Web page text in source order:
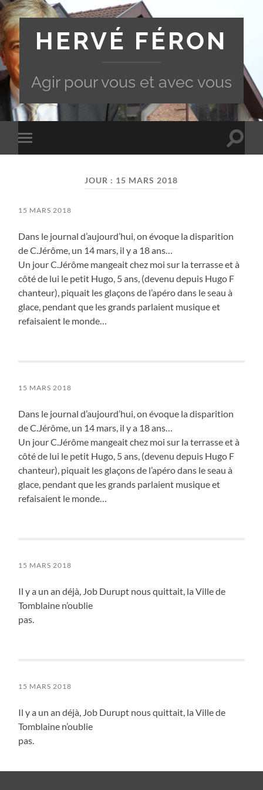
HERVÉ FÉRON
Agir pour vous et avec vous
Toggle
mobile
Toggle
JOUR : 15 MARS 2018
15 MARS 2018
Dans le journal d’aujourd’hui, on évoque la disparition
de C.Jérôme, un 14 mars, il y a 18 ans…
Un jour C.Jérôme mangeait chez moi sur la terrasse et à
côté de lui le petit Hugo, 5 ans, (devenu depuis Hugo F
chanteur), piquait les glaçons de l’apéro dans le seau à
glace, pendant que les grands parlaient musique et
refaisaient le monde…
15 MARS 2018
Dans le journal d’aujourd’hui, on évoque la disparition
de C.Jérôme, un 14 mars, il y a 18 ans…
Un jour C.Jérôme mangeait chez moi sur la terrasse et à
côté de lui le petit Hugo, 5 ans, (devenu depuis Hugo F
chanteur), piquait les glaçons de l’apéro dans le seau à
glace, pendant que les grands parlaient musique et
refaisaient le monde…
15 MARS 2018
Il y a un an déjà, Job Durupt nous quittait, la Ville de
Tomblaine n’oublie
pas.
15 MARS 2018
Il y a un an déjà, Job Durupt nous quittait, la Ville de
Tomblaine n’oublie
pas.